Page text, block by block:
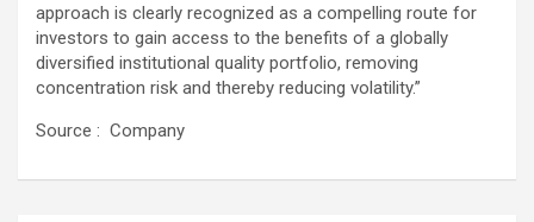
approach is clearly recognized as a compelling route for
investors to gain access to the benefits of a globally
diversified institutional quality portfolio, removing
concentration risk and thereby reducing volatility.”
Source : Company